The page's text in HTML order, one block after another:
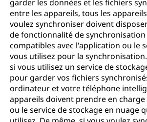
garder les données et les fichiers
entre les appareils, tous les
voulez synchroniser doivent
de fonctionnalité de
compatibles avec l'application ou le
vous utilisez pour la
si vous utilisez un service de
pour garder vos fichiers
ordinateur et votre téléphone
appareils doivent prendre en
ou le service de stockage en nuage